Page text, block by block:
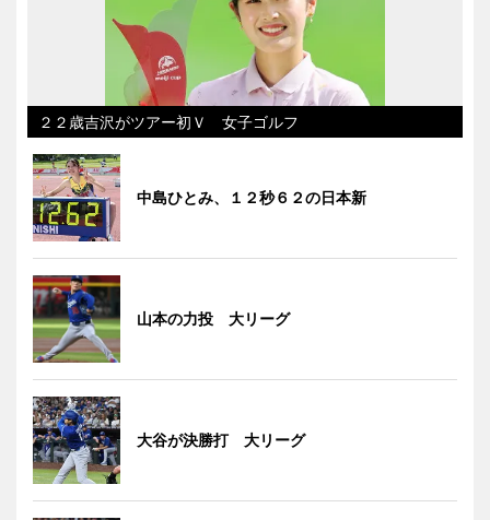
２２歳吉沢がツアー初Ｖ 女子ゴルフ
中島ひとみ、１２秒６２の日本新
山本の力投 大リーグ
大谷が決勝打 大リーグ